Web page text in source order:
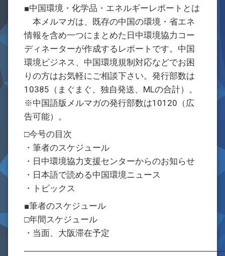
■中国環境・化学品・エネルギーレポートとは
本メルマガは、既存の中国の環境・省エネ
情報を含め一つにまとめた日中環境協力コー
ディネーターが作成するレポートです。中国
環境ビジネス、中国環境規制対応などでお困
りの方はお気軽にご相談下さい。発行部数は
10385（まぐまぐ、独自発送、MLの合計）。
※中国語版メルマガの発行部数は10120（広
告可能）。
□今号の目次
・筆者のスケジュール
・日中環境協力支援センターからのお知らせ
・日本語で読める中国環境ニュース
・トピックス
■筆者のスケジュール
□年間スケジュール
・当面、大阪滞在予定